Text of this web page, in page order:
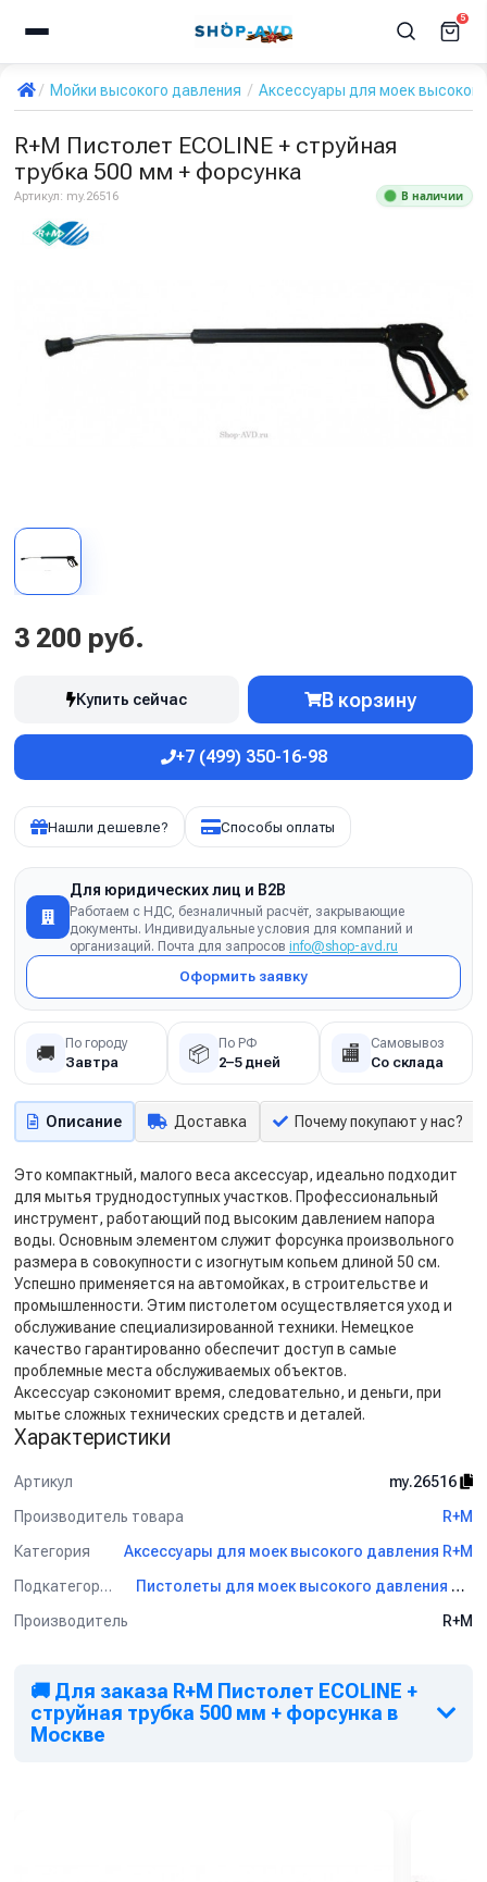
5
Мойки высокого давления Аксессуары для моек
R+M Пистолет ECOLINE + струйная
трубка 500 мм + форсунка
Артикул: my.26516 В наличии
3 200 руб.
Купить сейчас В корзину
+7 (499) 350-16-98
Нашли дешевле? Способы оплаты
Для юридических лиц и B2B
Работаем с НДС, безналичный расчёт, закрывающие
документы. Индивидуальные условия для компаний и
организаций. Почта для запросов info@shop-avd.ru
Оформить заявку
🚚 По городу
Завтра 📦 По РФ
2–5 дней 🏬 Самовывоз
Со склада
Описание Доставка Почему покупают у нас?
Это компактный, малого веса аксессуар, идеально подходит
для мытья труднодоступных участков. Профессиональный
инструмент, работающий под высоким давлением напора
воды. Основным элементом служит форсунка произвольного
размера в совокупности с изогнутым копьем длиной 50 см.
Успешно применяется на автомойках, в строительстве и
промышленности. Этим пистолетом осуществляется уход и
обслуживание специализированной техники. Немецкое
качество гарантированно обеспечит доступ в самые
проблемные места обслуживаемых объектов.
Аксессуар сэкономит время, следовательно, и деньги, при
мытье сложных технических средств и деталей.
Характеристики
Артикул
my.26516
Производитель товара
R+M
Категория
Аксессуары для моек высокого давления R+M
Подкатегория
Пистолеты для моек высокого давления R+M
Производитель
R+M
🚚 Для заказа R+M Пистолет ECOLINE +
струйная трубка 500 мм + форсунка в
Москве